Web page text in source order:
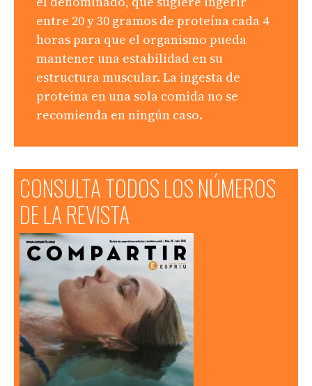
entre 20 y 30 gramos de proteína cada 4
horas para que el organismo pueda
mantener una estabilidad en su
estructura muscular. La ingesta de
proteína en una sola comida no se
recomienda en ningún caso.
CONSULTA TODOS LOS NÚMEROS
DE LA REVISTA